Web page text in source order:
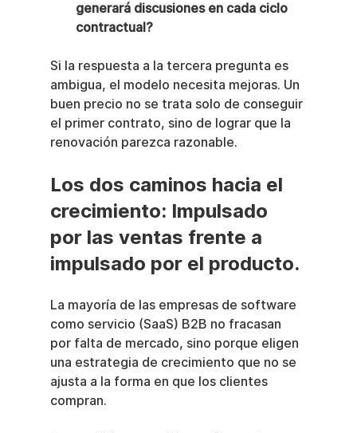
generará discusiones en cada ciclo
contractual?
Si la respuesta a la tercera pregunta es
ambigua, el modelo necesita mejoras. Un
buen precio no se trata solo de conseguir
el primer contrato, sino de lograr que la
renovación parezca razonable.
Los dos caminos hacia el
crecimiento: Impulsado
por las ventas frente a
impulsado por el producto.
La mayoría de las empresas de software
como servicio (SaaS) B2B no fracasan
por falta de mercado, sino porque eligen
una estrategia de crecimiento que no se
ajusta a la forma en que los clientes
compran.